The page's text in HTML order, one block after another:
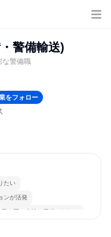
警備輸送)
な警備職
をフォロー
たい
ンが活発
長く同じ会社に居続けられる